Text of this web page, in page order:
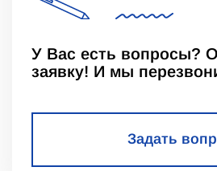
У Вас есть вопросы?
заявку! И мы
Задать